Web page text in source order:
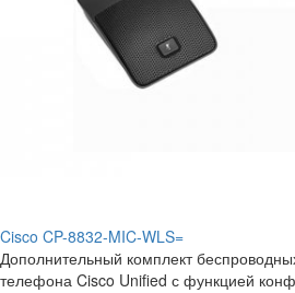
Cisco CP-8832-MIC-WLS=
Дополнительный комплект
телефона Cisco Unified с функцией